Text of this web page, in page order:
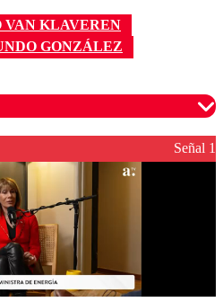
KLAVEREN
GONZÁLEZ
para garantizar un
respetuoso.
Señal 1